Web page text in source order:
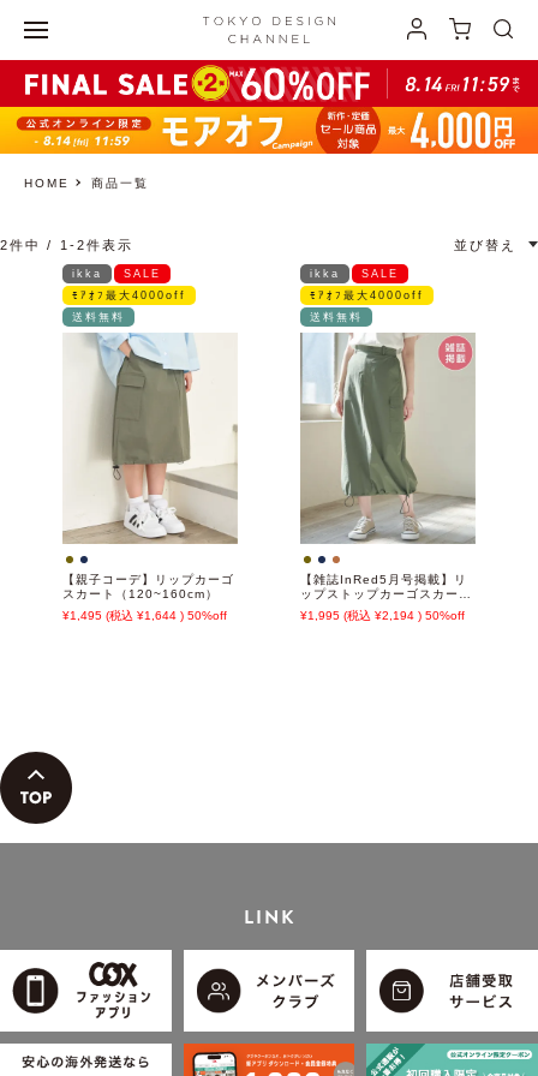
HOME 商品一覧
並び替え
2件中 1 -2件表示
ikka
SALE
ﾓｱｵﾌ最大4000off
送料無料
【親子コーデ】リップカーゴ
スカート（120~160cm）
1,495
1,644 50%off
ikka
SALE
ﾓｱｵﾌ最大4000off
送料無料
【雑誌InRed5月号掲載】リ
ップストップカーゴスカート
【親子コーデ】
1,995 2,194 50%off
LINK